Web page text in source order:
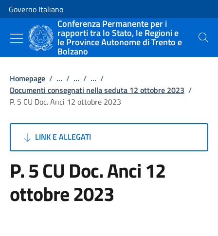
Vai al contenuto
Vai alla navigazione del sito
Governo Italiano
Conferenza Permanente per i
rapporti tra lo Stato, le Regioni e
le Province Autonome di Trento e
Bolzano
Cerca
Homepage / ... / ... / ... /
Documenti consegnati nella seduta 12 ottobre 2023 /
P. 5 CU Doc. Anci 12 ottobre 2023
LINK E ALLEGATI
P. 5 CU Doc. Anci 12
ottobre 2023